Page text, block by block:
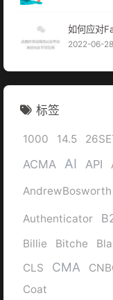
如何应对
2022-06-28
标签
1000 14.5
ACMA AI API
AndrewBosworth
Authenticator
Billie
Bitche
CLS CMA
Coat